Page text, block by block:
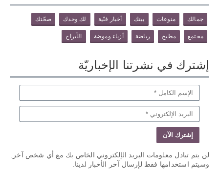
جمالك منوعات بيتك أخبار فنّية لك وحدك صحّتك
مجتمع مطبخ رياضة أزياء وموضة الأبراج
إشترك في نشرتنا الإخباريّة
لن يتم تبادل معلومات البريد الإلكتروني الخاص بك مع أي شخص آخر.
وسيتم استخدامها فقط لإرسال آخر الأخبار لدينا.